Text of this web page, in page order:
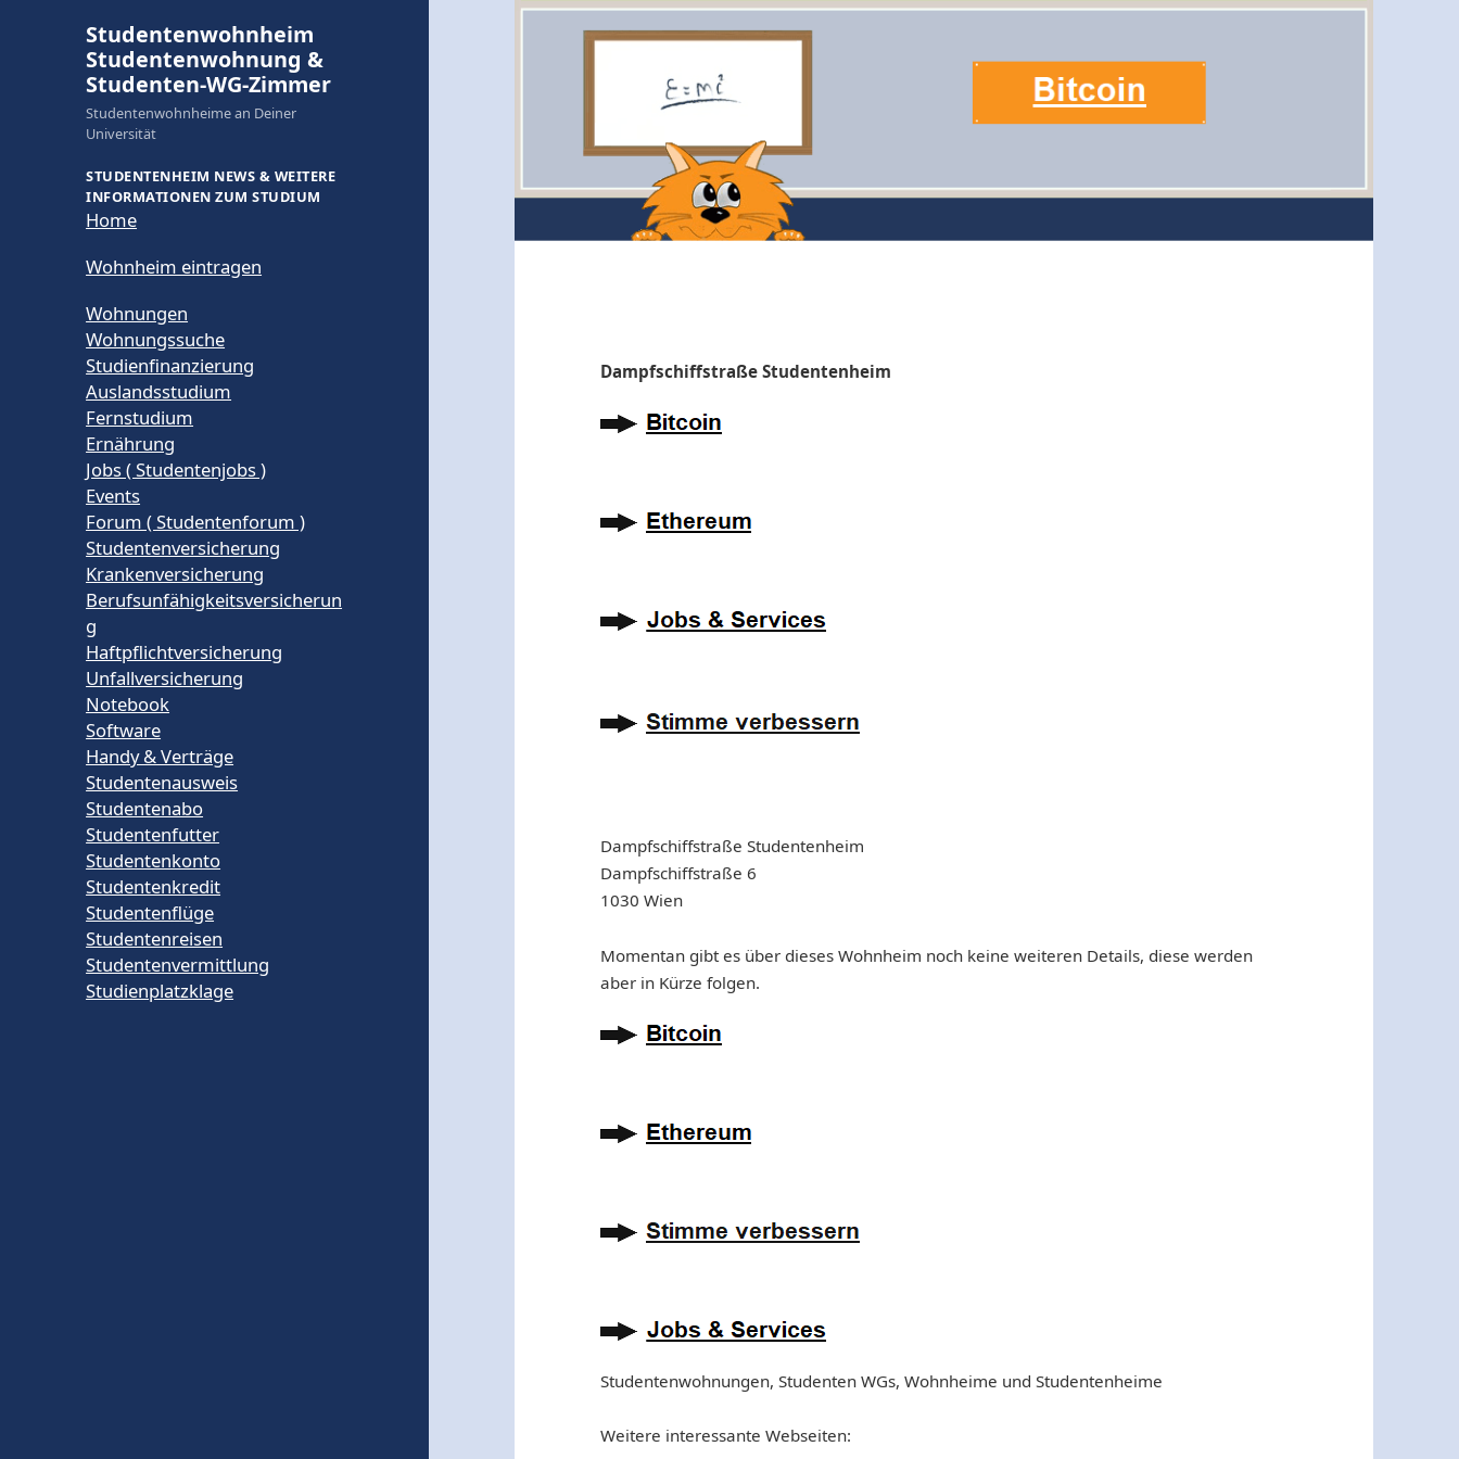
Studentenwohnheim
Studentenwohnung &
Studenten-WG-Zimmer
Studentenwohnheime an Deiner
Universität
STUDENTENHEIM NEWS & WEITERE
INFORMATIONEN ZUM STUDIUM
Home
Wohnheim eintragen
Wohnungen
Wohnungssuche
Studienfinanzierung
Auslandsstudium
Fernstudium
Ernährung
Jobs ( Studentenjobs )
Events
Forum ( Studentenforum )
Studentenversicherung
Krankenversicherung
Berufsunfähigkeitsversicherun
g
Haftpflichtversicherung
Unfallversicherung
Notebook
Software
Handy & Verträge
Studentenausweis
Studentenabo
Studentenfutter
Studentenkonto
Studentenkredit
Studentenflüge
Studentenreisen
Studentenvermittlung
Studienplatzklage
Dampfschiffstraße Studentenheim
Dampfschiffstraße Studentenheim
Dampfschiffstraße 6
1030 Wien
Momentan gibt es über dieses Wohnheim noch keine weiteren Details, diese werden
aber in Kürze folgen.
Studentenwohnungen, Studenten WGs, Wohnheime und Studentenheime
Weitere interessante Webseiten: